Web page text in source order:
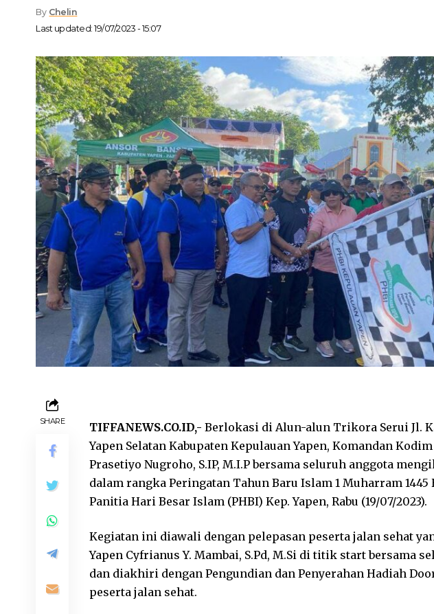
Last updated: 19/07/2023 - 15:07
By Chelin
SHARE TIFFANEWS.CO.ID,- Berlokasi di Alun-alun Trikora Serui Jl.
Yapen Selatan Kabupaten Kepulauan Yapen, Komandan
Prasetiyo Nugroho, S.IP, M.I.P bersama seluruh anggota
dalam rangka Peringatan Tahun Baru Islam 1 Muharram
Panitia Hari Besar Islam (PHBI) Kep. Yapen, Rabu (19/07/2023).
Kegiatan ini diawali dengan pelepasan peserta jalan sehat
Yapen Cyfrianus Y. Mambai, S.Pd, M.Si di titik start bersama
dan diakhiri dengan Pengundian dan Penyerahan Hadiah
peserta jalan sehat.